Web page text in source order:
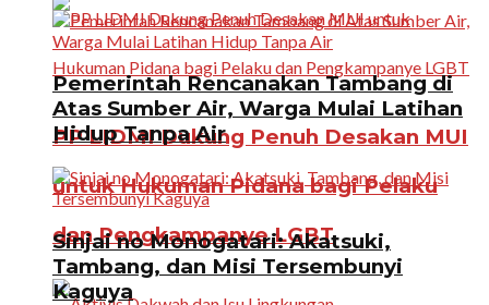
PP LIDMI Dukung Penuh Desakan MUI
untuk Hukuman Pidana bagi Pelaku
dan Pengkampanye LGBT
Pemerintah Rencanakan Tambang di
Atas Sumber Air, Warga Mulai Latihan
Hidup Tanpa Air
Sinjai no Monogatari: Akatsuki,
Tambang, dan Misi Tersembunyi
Kaguya